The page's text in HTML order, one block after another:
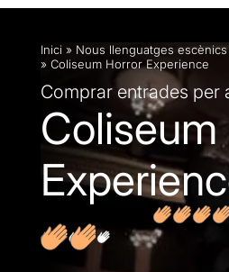
Inici » Nous llenguatges escènics
» Coliseum Horror Experience
Comprar entrades per